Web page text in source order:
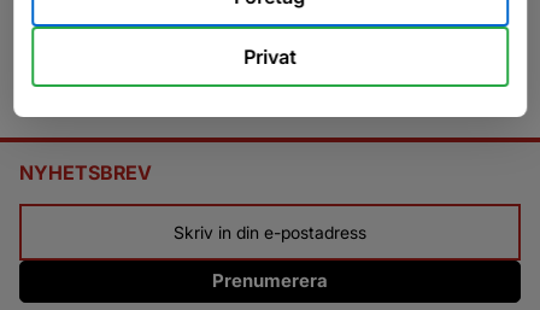
NYHETSBREV
Prenumerera
Privat